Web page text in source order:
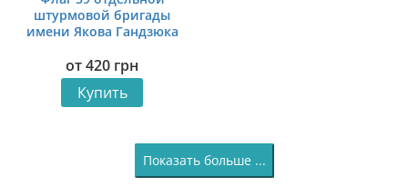
штурмовой бригады
имени Якова Гандзюка
УПА
от420 грн
Купить
Показать больше ...